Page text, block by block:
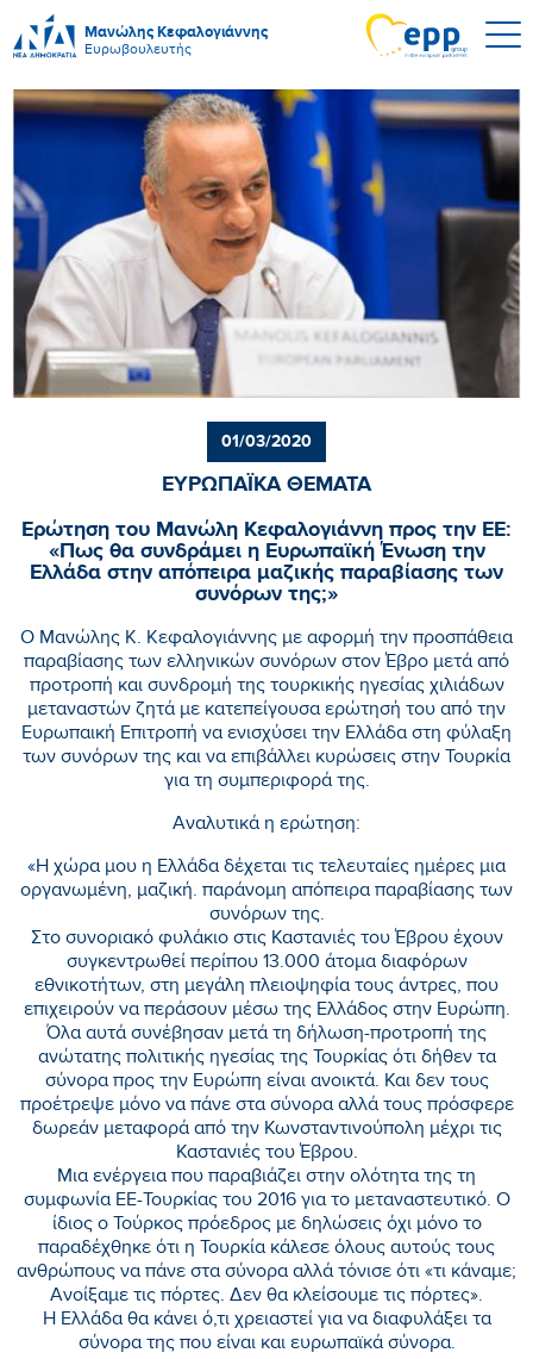
Μανώλης Κεφαλογιάννης
Ευρωβουλευτής
01/03/2020
ΕΥΡΩΠΑΪΚΑ ΘΕΜΑΤΑ
Ερώτηση του Μανώλη Κεφαλογιάννη προς την ΕΕ:
«Πως θα συνδράμει η Ευρωπαϊκή Ένωση την
Ελλάδα στην απόπειρα μαζικής παραβίασης των
συνόρων της;»
Ο Μανώλης Κ. Κεφαλογιάννης με αφορμή την προσπάθεια
παραβίασης των ελληνικών συνόρων στον Έβρο μετά από
προτροπή και συνδρομή της τουρκικής ηγεσίας χιλιάδων
μεταναστών ζητά με κατεπείγουσα ερώτησή του από την
Ευρωπαική Επιτροπή να ενισχύσει την Ελλάδα στη φύλαξη
των συνόρων της και να επιβάλλει κυρώσεις στην Τουρκία
για τη συμπεριφορά της.
Αναλυτικά η ερώτηση:
«Η χώρα μου η Ελλάδα δέχεται τις τελευταίες ημέρες μια
οργανωμένη, μαζική. παράνομη απόπειρα παραβίασης των
συνόρων της.
Στο συνοριακό φυλάκιο στις Καστανιές του Έβρου έχουν
συγκεντρωθεί περίπου 13.000 άτομα διαφόρων
εθνικοτήτων, στη μεγάλη πλειοψηφία τους άντρες, που
επιχειρούν να περάσουν μέσω της Ελλάδος στην Ευρώπη.
Όλα αυτά συνέβησαν μετά τη δήλωση-προτροπή της
ανώτατης πολιτικής ηγεσίας της Τουρκίας ότι δήθεν τα
σύνορα προς την Ευρώπη είναι ανοικτά. Και δεν τους
προέτρεψε μόνο να πάνε στα σύνορα αλλά τους πρόσφερε
δωρεάν μεταφορά από την Κωνσταντινούπολη μέχρι τις
Καστανιές του Έβρου.
Μια ενέργεια που παραβιάζει στην ολότητα της τη
συμφωνία ΕΕ-Τουρκίας του 2016 για το μεταναστευτικό. Ο
ίδιος ο Τούρκος πρόεδρος με δηλώσεις όχι μόνο το
παραδέχθηκε ότι η Τουρκία κάλεσε όλους αυτούς τους
ανθρώπους να πάνε στα σύνορα αλλά τόνισε ότι «τι κάναμε;
Ανοίξαμε τις πόρτες. Δεν θα κλείσουμε τις πόρτες».
Η Ελλάδα θα κάνει ό,τι χρειαστεί για να διαφυλάξει τα
σύνορα της που είναι και ευρωπαϊκά σύνορα.